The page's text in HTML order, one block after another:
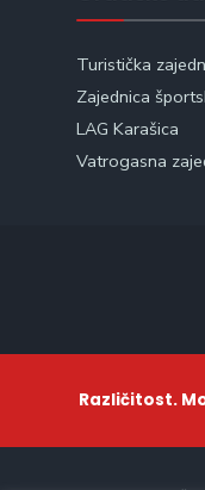
Turistička
Zajednica
LAG Karašica
Vatrogasna
Različitost.